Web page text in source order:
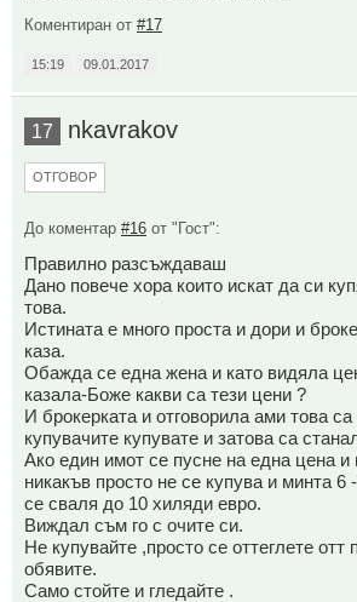
Коментиран от #17
15:19 09.01.2017
17 nkavrakov
ОТГОВОР
До коментар #16 от "Гост":
Правилно разсъждаваш
Дано повече хора които искат да си
това.
Истината е много проста и дори и
каза.
Обажда се една жена и като видяла
казала-Боже какви са тези цени ?
И брокерката и отговорила ами това
купувачите купувате и затова са
Ако един имот се пусне на една цена и
никакъв просто не се купува и минта
се сваля до 10 хиляди евро.
Виждал съм го с очите си.
Не купувайте ,просто се оттеглете отт
обявите.
Само стойте и гледайте .